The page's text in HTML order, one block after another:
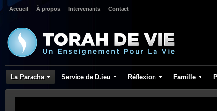
Accueil À propos Intervenants Contact
La Paracha Service de D.ieu Réflexion Famille